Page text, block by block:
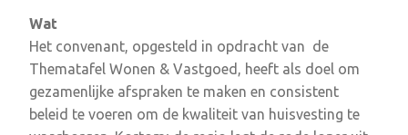
Wat
Het convenant, opgesteld in opdracht van de
Thematafel Wonen & Vastgoed, heeft als doel om
gezamenlijke afspraken te maken en consistent
beleid te voeren om de kwaliteit van huisvesting te